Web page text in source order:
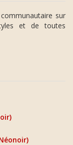
sur
et de toutes